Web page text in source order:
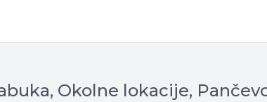
Okolne lokacije,